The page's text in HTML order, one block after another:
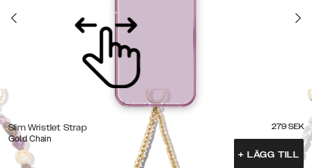
Slim Wristlet Strap
Gold Chain
279 SEK
+ LÄGG TILL